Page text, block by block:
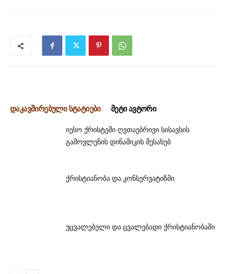
დაკავშირებული სტატიები მეტი ავტორი
იესო ქრისტეში ღვთაებრივი სისავსის
გამოვლენის დინამიკის შესახებ
ქრისტიანობა და კონსერვატიზმი
უცვალებელი და ცვალებადი ქრისტიანობაში